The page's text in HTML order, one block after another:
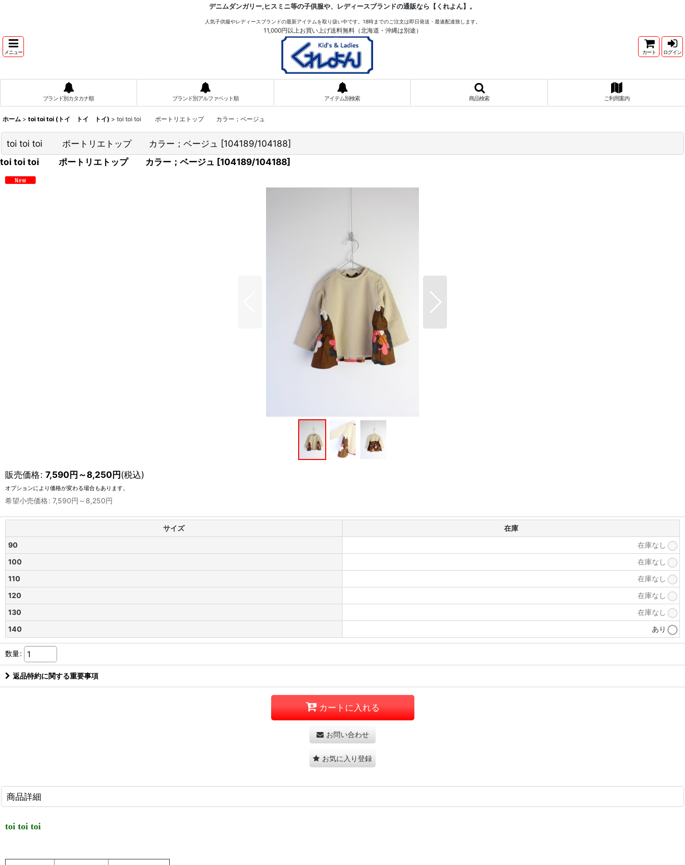
デニムダンガリー,ヒスミニ等の子供服や、レディースブランドの通販なら【くれよん】。
人気子供服やレディースブランドの最新アイテムを取り扱い中です。18時までのご注文は即日発送・最速配達致します。
11,000円以上お買い上げ送料無料（北海道・沖縄は別途）
メニュー カート ログイン
ブランド別カタカナ順 ブランド別アルファベット順 アイテム別検索 商品検索 ご利用案内
ホーム > toi toi toi (トイ トイ トイ) > toi toi toi ポートリエトップ カラー；ベージュ
toi toi toi ポートリエトップ カラー；ベージュ [104189/104188]
toi toi toi ポートリエトップ カラー；ベージュ [104189/104188]
販売価格: 7,590円～8,250円(税込)
オプションにより価格が変わる場合もあります。
希望小売価格: 7,590円 ～8,250円
サイズ
在庫
90
在庫なし
100
在庫なし
110
在庫なし
120
在庫なし
130
在庫なし
140
あり
数量:
返品特約に関する重要事項
カートに入れる
お問い合わせ
お気に入り登録
商品詳細
toi toi toi